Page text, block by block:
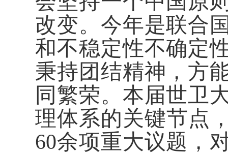
改变。今年是联合
和不稳定性不确定
秉持团结精神，方
同繁荣。本届世卫
理体系的关键节点
60余项重大议题，